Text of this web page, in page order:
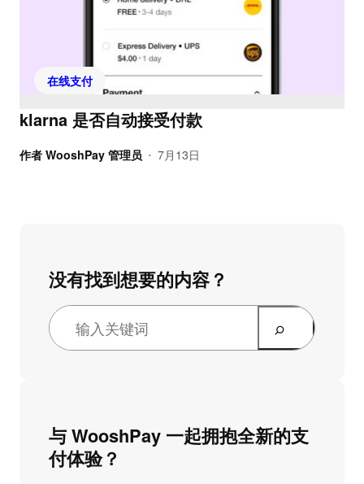
在线支付
klarna 是否自动接受付款
作者 WooshPay 管理员 • 7月13日
没有找到想要的内容？
与 WooshPay 一起拥抱全新的支
付体验？